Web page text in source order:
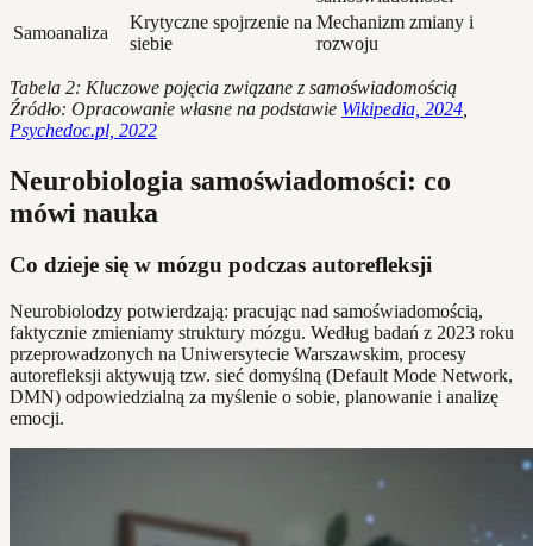
Samoanaliza
Krytyczne spojrzenie na
siebie
Mechanizm zmiany i
rozwoju
Tabela 2: Kluczowe pojęcia związane z samoświadomością
Źródło: Opracowanie własne na podstawie Wikipedia, 2024
Psychedoc.pl, 2022
Neurobiologia samoświadomości: co
mówi nauka
Co dzieje się w mózgu podczas autorefleksji
Neurobiolodzy potwierdzają: pracując nad samoświadomością,
faktycznie zmieniamy struktury mózgu. Według badań z 2023 roku
przeprowadzonych na Uniwersytecie Warszawskim, procesy
autorefleksji aktywują tzw. sieć domyślną (Default Mode Network,
DMN) odpowiedzialną za myślenie o sobie, planowanie i analizę
emocji.